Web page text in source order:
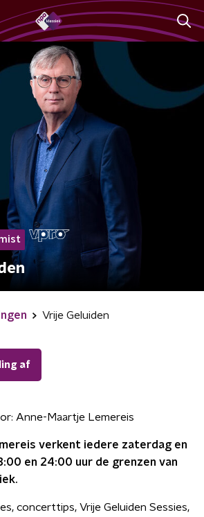
Vrije Geluiden
af
Anne-Maartje Lemereis
verkent iedere zaterdag en
en 24:00 uur de grenzen van
concerttips, Vrije Geluiden Sessies,